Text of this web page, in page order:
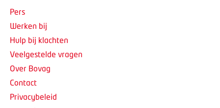
Pers
Werken bij
Hulp bij klachten
Veelgestelde vragen
Over Bovag
Contact
Privacybeleid